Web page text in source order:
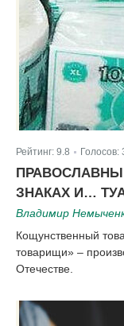
Рейтинг: 9.8 Голосов:
ЗНАКАХ И…
Владимир
Кощунственный
товарищи» –
Отечестве.